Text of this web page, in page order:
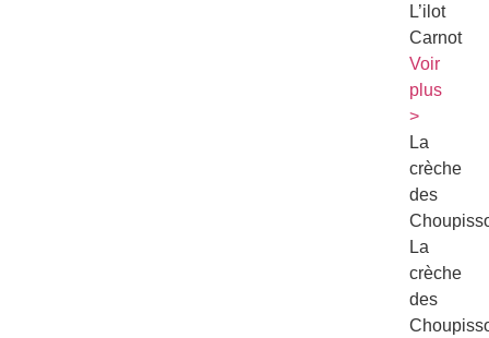
L’ilot
Carnot
Voir
plus
>
La
crèche
des
La
crèche
des